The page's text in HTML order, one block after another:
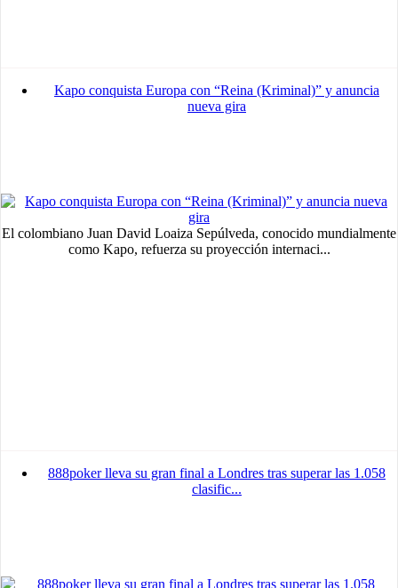
Kapo conquista Europa con “Reina (Kriminal)” y anuncia
nueva gira
El colombiano Juan David Loaiza Sepúlveda, conocido mundialmente
como Kapo, refuerza su proyección internaci...
888poker lleva su gran final a Londres tras superar las 1.058
clasific...